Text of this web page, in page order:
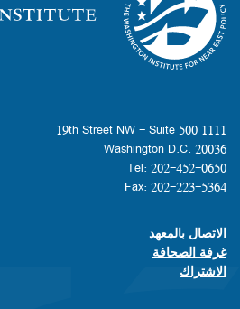
Homepage
1111 19th Street NW - Suite 500
Washington D.C. 20036
Tel: 202-452-0650
Fax: 202-223-5364
Footer contact links
الاتصال بالمعهد
غرفة الصحافة
الاشتراك